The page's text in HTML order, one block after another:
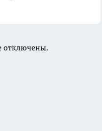
отключены.